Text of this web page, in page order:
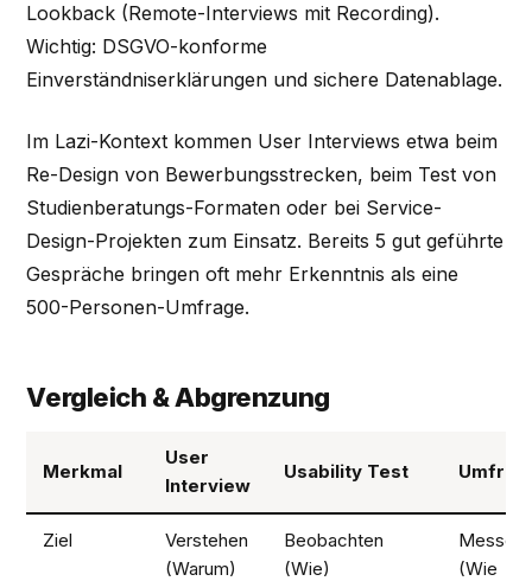
Lookback (Remote-Interviews mit Recording).
Wichtig: DSGVO-konforme
Einverständniserklärungen und sichere Datenablage.
Im Lazi-Kontext kommen User Interviews etwa beim
Re-Design von Bewerbungsstrecken, beim Test von
Studienberatungs-Formaten oder bei Service-
Design-Projekten zum Einsatz. Bereits 5 gut geführte
Gespräche bringen oft mehr Erkenntnis als eine
500-Personen-Umfrage.
Vergleich & Abgrenzung
Merkmal
User
Interview
Usability Test
Ziel
Verstehen
(Warum)
Beobachten
(Wie)
Messen
(Wie